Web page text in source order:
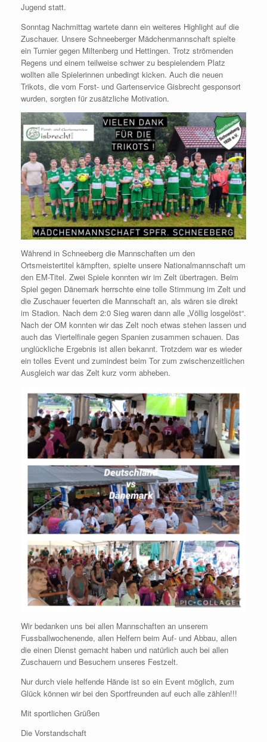
Jugend statt.
Sonntag Nachmittag wartete dann ein weiteres Highlight auf die
Zuschauer. Unsere Schneeberger Mädchenmannschaft spielte
ein Turnier gegen Miltenberg und Hettingen. Trotz strömenden
Regens und einem teilweise schwer zu bespielendem Platz
wollten alle Spielerinnen unbedingt kicken. Auch die neuen
Trikots, die vom Forst- und Gartenservice Gisbrecht gesponsort
wurden, sorgten für zusätzliche Motivation.
Während in Schneeberg die Mannschaften um den
Ortsmeistertitel kämpften, spielte unsere Nationalmannschaft um
den EM-Titel. Zwei Spiele konnten wir im Zelt übertragen. Beim
Spiel gegen Dänemark herrschte eine tolle Stimmung im Zelt und
die Zuschauer feuerten die Mannschaft an, als wären sie direkt
im Stadion. Nach dem 2:0 Sieg waren dann alle „Völlig losgelöst“.
Nach der OM konnten wir das Zelt noch etwas stehen lassen und
auch das Viertelfinale gegen Spanien zusammen schauen. Das
unglückliche Ergebnis ist allen bekannt. Trotzdem war es wieder
ein tolles Event und zumindest beim Tor zum zwischenzeitlichen
Ausgleich war das Zelt kurz vorm abheben.
Wir bedanken uns bei allen Mannschaften an unserem
Fussballwochenende, allen Helfern beim Auf- und Abbau, allen
die einen Dienst gemacht haben und natürlich auch bei allen
Zuschauern und Besuchern unseres Festzelt.
Nur durch viele helfende Hände ist so ein Event möglich, zum
Glück können wir bei den Sportfreunden auf euch alle zählen!!!
Mit sportlichen Grüßen
Die Vorstandschaft